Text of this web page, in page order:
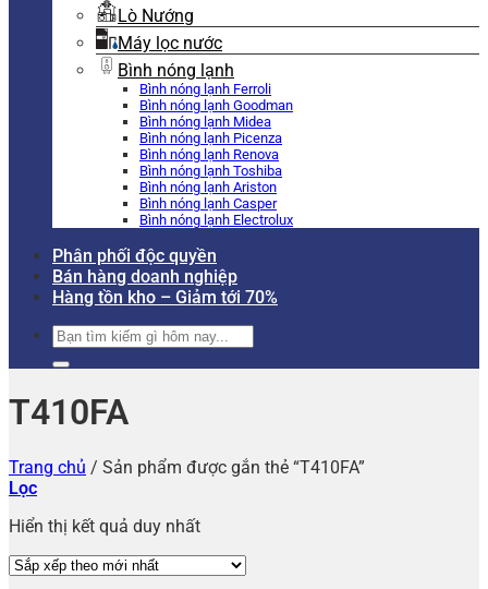
Lò Nướng
Máy lọc nước
Bình nóng lạnh
Bình nóng lạnh Ferroli
Bình nóng lạnh Goodman
Bình nóng lạnh Midea
Bình nóng lạnh Picenza
Bình nóng lạnh Renova
Bình nóng lạnh Toshiba
Bình nóng lạnh Ariston
Bình nóng lạnh Casper
Bình nóng lạnh Electrolux
Phân phối độc quyền
Bán hàng doanh nghiệp
Hàng tồn kho – Giảm tới 70%
Tìm
kiếm:
T410FA
Trang chủ / Sản phẩm được gắn thẻ “T410FA”
Lọc
Hiển thị kết quả duy nhất